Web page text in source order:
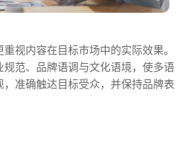
视内容在目标市场中的实际效果。
范、品牌语调与文化语境，使多语
准确触达目标受众，并保持品牌表